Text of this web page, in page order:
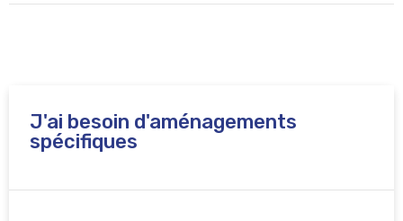
La formation se déroulera sur trois sites à Bruxelles: La
Ixelles); Le Grand Hospice (rue du Grand Hospice 7, 1000
J'ai besoin d'aménagements
spécifiques